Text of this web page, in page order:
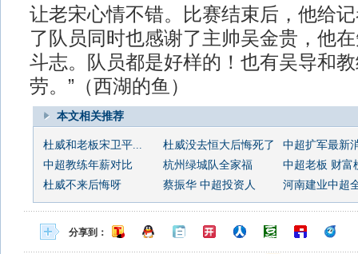
让老宋心情不错。比赛结束后，他给
了队员同时也感谢了主帅吴金贵，他
斗志。队员都是好样的！也有吴导和
劳。”（西湖的鱼）
本文相关推荐
杜威和老板宋卫平... 杜威没去恒大后悔死了
中超扩军最新
中超教练年薪对比
杭州绿城队全家福
中超老板 财富
杜威不来后悔呀
蔡振华 中超投资人 河南建业中超
分享到：